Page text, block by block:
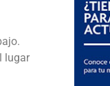
lugar